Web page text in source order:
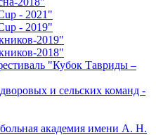
- 2021"
- 2019"
2019"
2018"
"Кубок Тавриды –
и сельских команд -
академия имени А. Н.